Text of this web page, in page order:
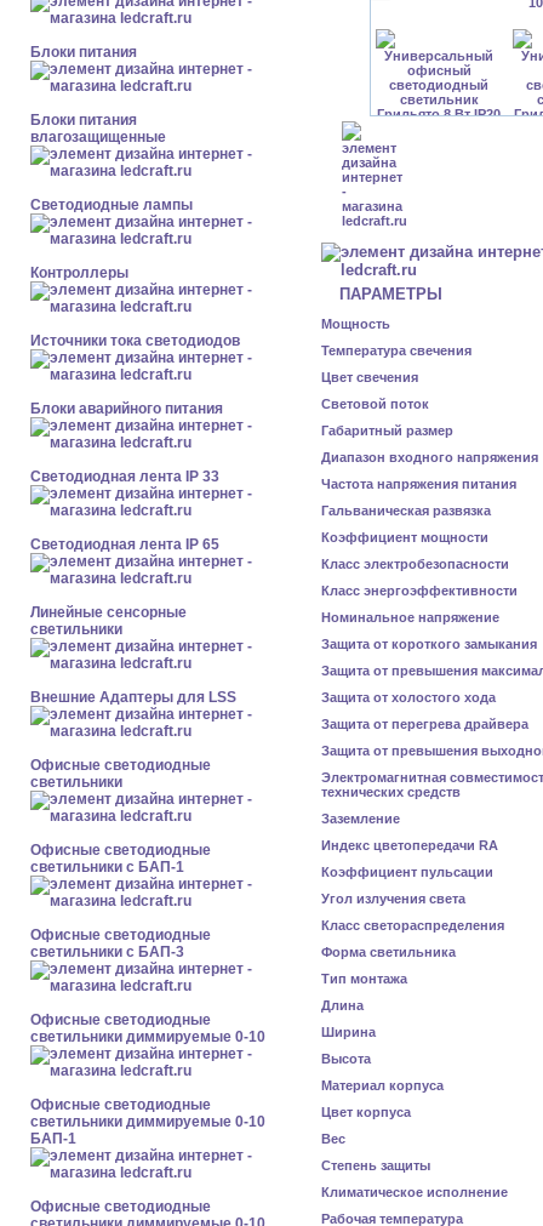
Блоки питания
Блоки питания
влагозащищенные
Светодиодные лампы
Контроллеры
Источники тока светодиодов
Блоки аварийного питания
Светодиодная лента IP 33
Светодиодная лента IP 65
Линейные сенсорные
светильники
Внешние Адаптеры для LSS
Офисные светодиодные
светильники
Офисные светодиодные
светильники с БАП-1
Офисные светодиодные
светильники с БАП-3
Офисные светодиодные
светильники диммируемые 0-10
Офисные светодиодные
светильники диммируемые 0-10
БАП-1
Офисные светодиодные
ПАРАМЕТРЫ
Мощность
Температура свечения
Цвет свечения
Световой поток
Габаритный размер
Диапазон входного напряжения
Частота напряжения питания
Гальваническая развязка
Коэффициент мощности
Класс электробезопасности
Класс энергоэффективности
Номинальное напряжение
Защита от короткого замыкания
Защита от превышения
Защита от холостого хода
Защита от перегрева драйвера
Защита от превышения
Электромагнитная
технических средств
Заземление
Индекс цветопередачи RA
Коэффициент пульсации
Угол излучения света
Класс светораспределения
Форма светильника
Тип монтажа
Длина
Ширина
Высота
Материал корпуса
Цвет корпуса
Вес
Степень защиты
Климатическое исполнение
Рабочая температура